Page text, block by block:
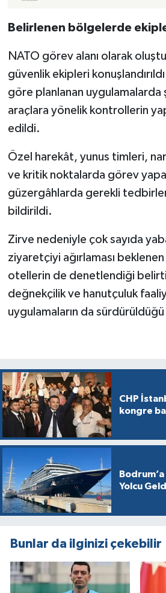
Belirlenen bölgelerde
NATO görev alanı olarak
güvenlik ekipleri
göre planlanan uygulamalarda
araçlara yönelik kontrollerin
edildi.
Özel harekât, yunus timleri,
ve kritik noktalarda görev
güzergâhlarda gerekli
bildirildi.
Zirve nedeniyle çok sayıda
ziyaretçiyi ağırlaması
otellerin de denetlendiği
değnekçilik ve hanutçuluk
uygulamaların da sürdürüldüğü
CHP
kongre
Yolcu
Bunlar da ilginizi çekebilir